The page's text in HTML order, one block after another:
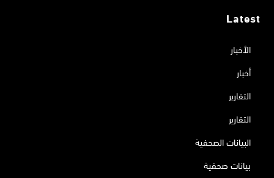
Latest
الأخبار
أخبار
التقارير
التقارير
البيانات الصحفية
بيانات صحفية